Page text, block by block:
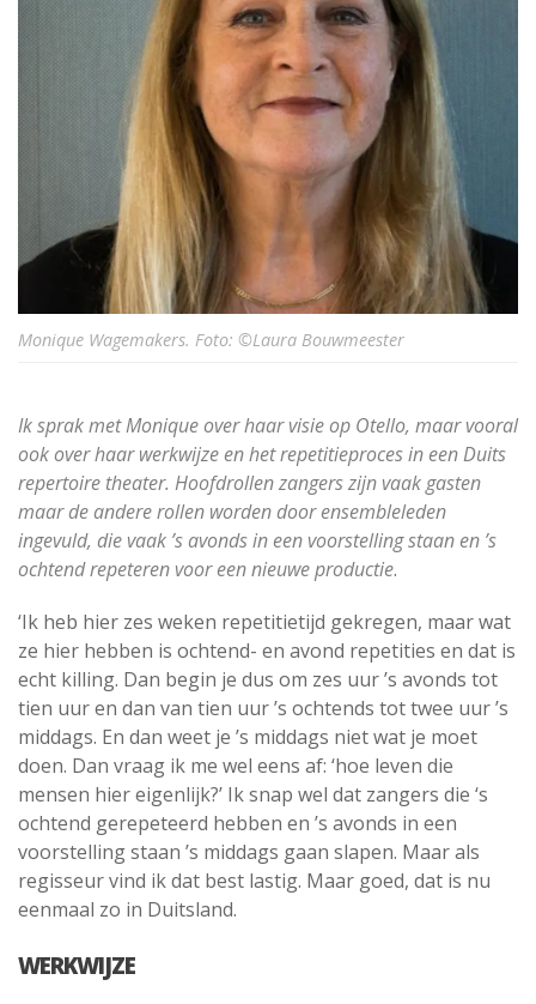
Monique Wagemakers. Foto: ©Laura Bouwmeester
Ik sprak met Monique over haar visie op Otello, maar vooral
ook over haar werkwijze en het repetitieproces in een Duits
repertoire theater. Hoofdrollen zangers zijn vaak gasten
maar de andere rollen worden door ensembleleden
ingevuld, die vaak ’s avonds in een voorstelling staan en ’s
ochtend repeteren voor een nieuwe productie.
‘Ik heb hier zes weken repetitietijd gekregen, maar wat
ze hier hebben is ochtend- en avond repetities en dat is
echt killing. Dan begin je dus om zes uur ’s avonds tot
tien uur en dan van tien uur ’s ochtends tot twee uur ’s
middags. En dan weet je ’s middags niet wat je moet
doen. Dan vraag ik me wel eens af: ‘hoe leven die
mensen hier eigenlijk?’ Ik snap wel dat zangers die ‘s
ochtend gerepeteerd hebben en ’s avonds in een
voorstelling staan ’s middags gaan slapen. Maar als
regisseur vind ik dat best lastig. Maar goed, dat is nu
eenmaal zo in Duitsland.
WERKWIJZE